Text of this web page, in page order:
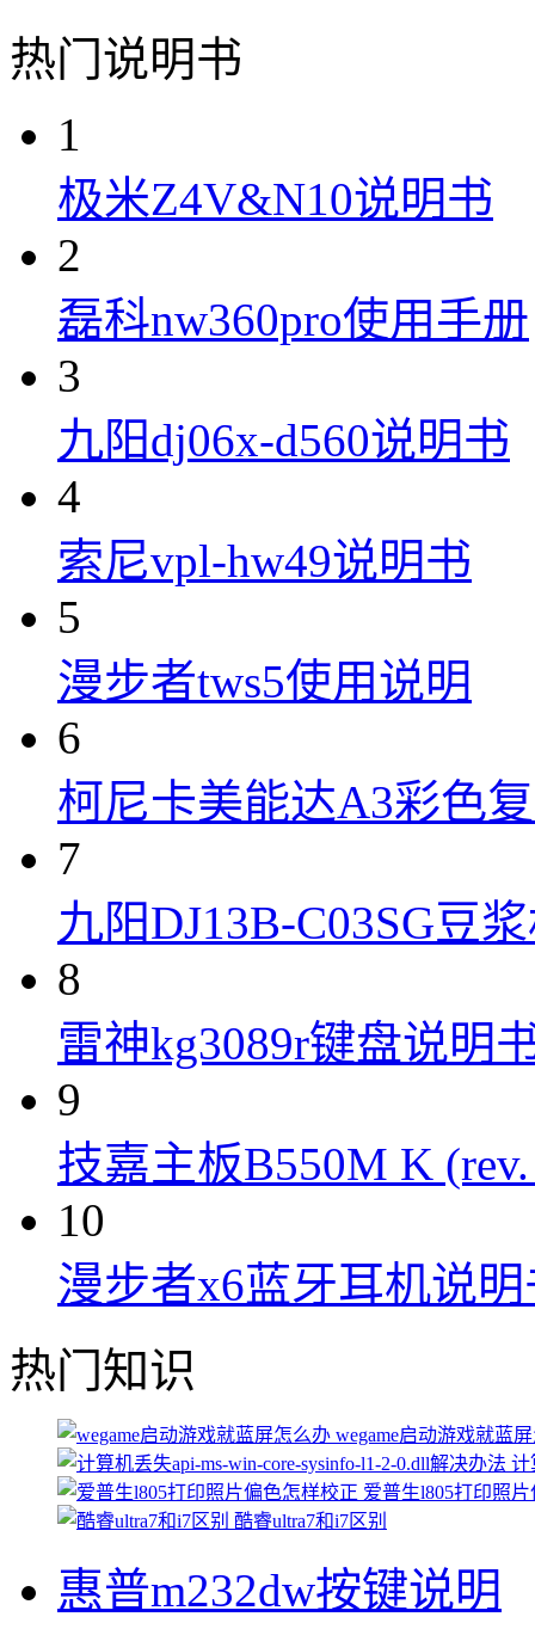
热门说明书
1
极米Z4V&N10说明书
2
磊科nw360pro使用手册
3
九阳dj06x-d560说明书
4
索尼vpl-hw49说明书
5
漫步者tws5使用说明
6
柯尼卡美能达A3彩色
7
九阳DJ13B-C03SG豆
8
雷神kg3089r键盘说明
9
技嘉主板B550M K
10
漫步者x6蓝牙耳机说明
热门知识
wegame启动游戏就蓝
计
爱普生l805打印照
酷睿ultra7和i7区别
惠普m232dw按键说明